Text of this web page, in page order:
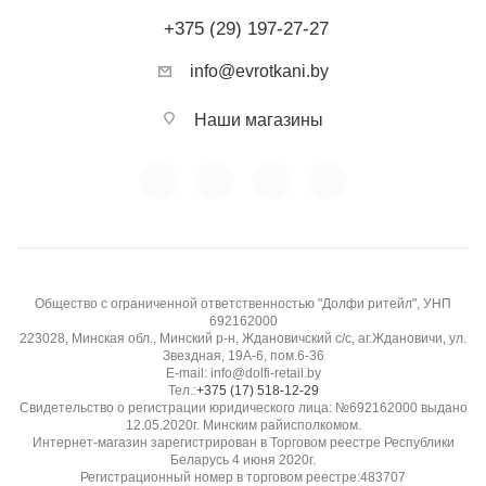
+375 (29) 197-27-27
info@evrotkani.by
Наши магазины
Общество с ограниченной ответственностью "Долфи ритейл", УНП
692162000
223028, Минская обл., Минский р-н, Ждановичский с/с, аг.Ждановичи, ул.
Звездная, 19А-6, пом.6-36
E-mail: info@dolfi-retail.by
Тел.:+375 (17) 518-12-29
Свидетельство о регистрации юридического лица: №692162000 выдано
12.05.2020г. Минским райисполкомом.
Интернет-магазин зарегистрирован в Торговом реестре Республики
Беларусь 4 июня 2020г.
Регистрационный номер в торговом реестре:483707